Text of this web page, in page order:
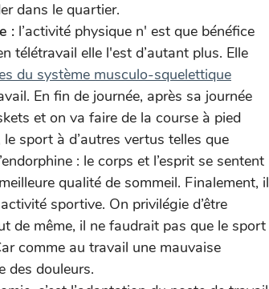
dans le quartier.
: l’activité physique n' est que bénéfice
télétravail elle l'est d’autant plus. Elle
du système musculo-squelettique
En fin de journée, après sa journée
et on va faire de la course à pied
sport à d’autres vertus telles que
: le corps et l’esprit se sentent
qualité de sommeil. Finalement, il
sportive. On privilégie d’être
de même, il ne faudrait pas que le sport
comme au travail une mauvaise
des douleurs.